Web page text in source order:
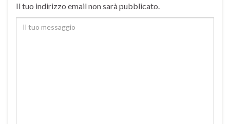
Il tuo indirizzo email non sarà pubblicato.